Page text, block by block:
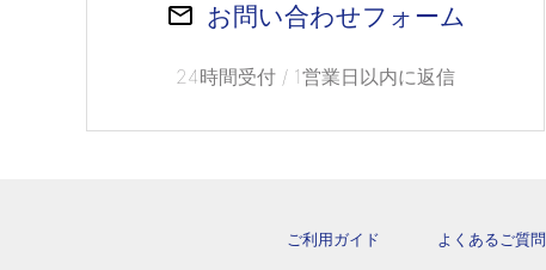
お問い合わせフォーム
24時間受付 / 1営業日以内に返信
ご利用ガイド よくあるご質問